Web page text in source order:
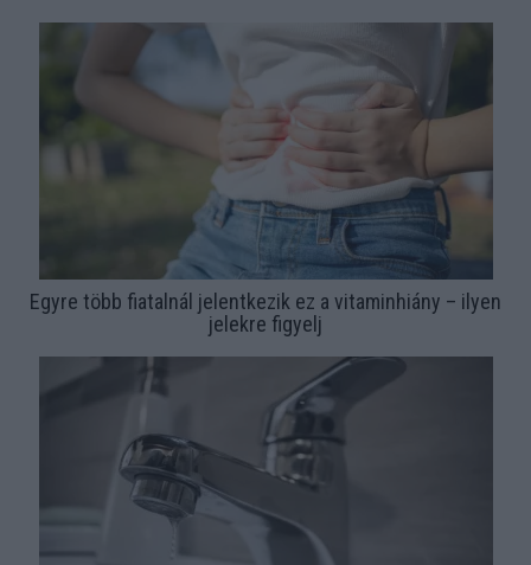
Egyre több fiatalnál jelentkezik ez a vitaminhiány – ilyen
jelekre figyelj